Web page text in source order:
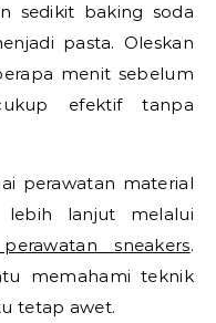
sedikit baking soda
pasta. Oleskan
menit sebelum
efektif tanpa
perawatan material
lebih lanjut melalui
sneakers.
memahami teknik
tetap awet.